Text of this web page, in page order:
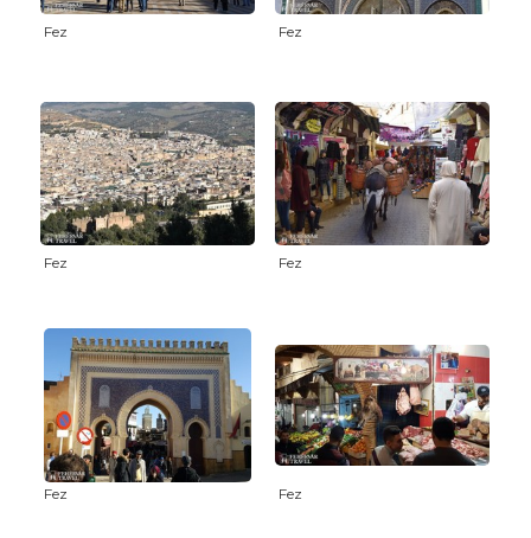
Fez Fez
Fez Fez
Fez Fez